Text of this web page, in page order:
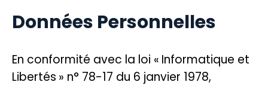
Données Personnelles
En conformité avec la loi « Informatique et
Libertés » n° 78-17 du 6 janvier 1978,